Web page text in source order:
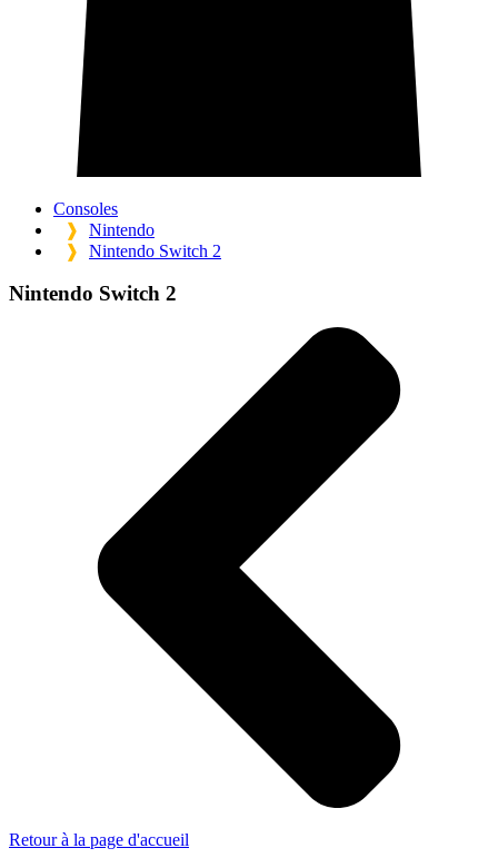
Consoles
❱
Nintendo
❱
Nintendo Switch 2
Nintendo Switch 2
Retour à la page d'accueil